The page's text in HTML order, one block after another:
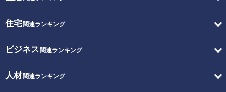
住宅関連ランキング
ビジネス 関連ランキング
人材関連ランキング